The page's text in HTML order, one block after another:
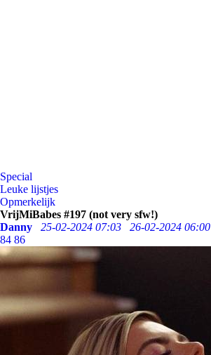
Special
Leuke lijstjes
Opmerkelijk
VrijMiBabes #197 (not very sfw!)
Danny
25-02-2024 07:03 26-02-2024 06:00
84 86